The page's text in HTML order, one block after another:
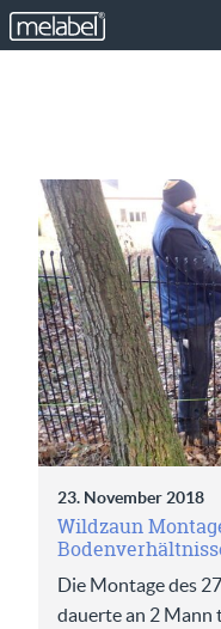
23. November 2018
Wildzaun
Die Montage des
dauerte an 2 Mann